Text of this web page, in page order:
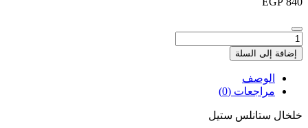
كمية
خلخال
إضافة إلى السلة
الوصف
مراجعات (0)
خلخال ستانلس ستيل